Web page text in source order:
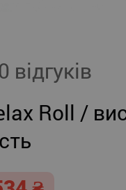
відгуків
Roll /